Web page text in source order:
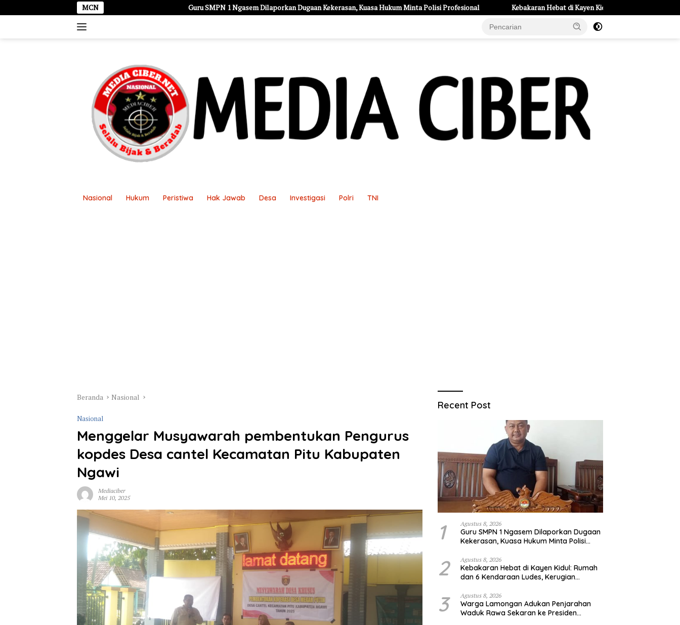
ke
MCN Guru SMPN 1 Ngasem Dilaporkan Dugaan Kekerasan, Kuasa Hukum Minta Polisi Profesional Kebakaran Hebat di Kayen Kidul: Rumah dan 6 Kendaraan Ludes, Kerugian
Nasional Hukum Peristiwa Hak Jawab Desa Investigasi Polri TNI
Beranda Nasional
Nasional
Menggelar Musyawarah pembentukan Pengurus
kopdes Desa cantel Kecamatan Pitu Kabupaten
Ngawi
Mediaciber
Mei 10, 2025
Recent Post
1 Agustus 8, 2026
Guru SMPN 1 Ngasem Dilaporkan Dugaan
Kekerasan, Kuasa Hukum Minta Polisi
2 Agustus 8, 2026
Kebakaran Hebat di Kayen Kidul: Rumah
dan 6 Kendaraan Ludes, Kerugian
3 Agustus 8, 2026
Warga Lamongan Adukan Penjarahan
Waduk Rawa Sekaran ke Presiden